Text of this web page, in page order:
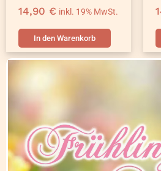
14,90 € inkl. 19% MwSt.
In den Warenkorb